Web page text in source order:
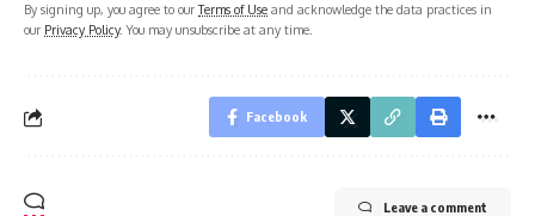
By signing up, you agree to ourTerms of Use and acknowledge the data practices in
our Privacy Policy. You may unsubscribe at any time.
Facebook
Leave a comment